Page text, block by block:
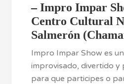
–Impro Impar
Centro Cultural
Salmerón
Impro Impar Show es
improvisado, divertido y
para que participes o